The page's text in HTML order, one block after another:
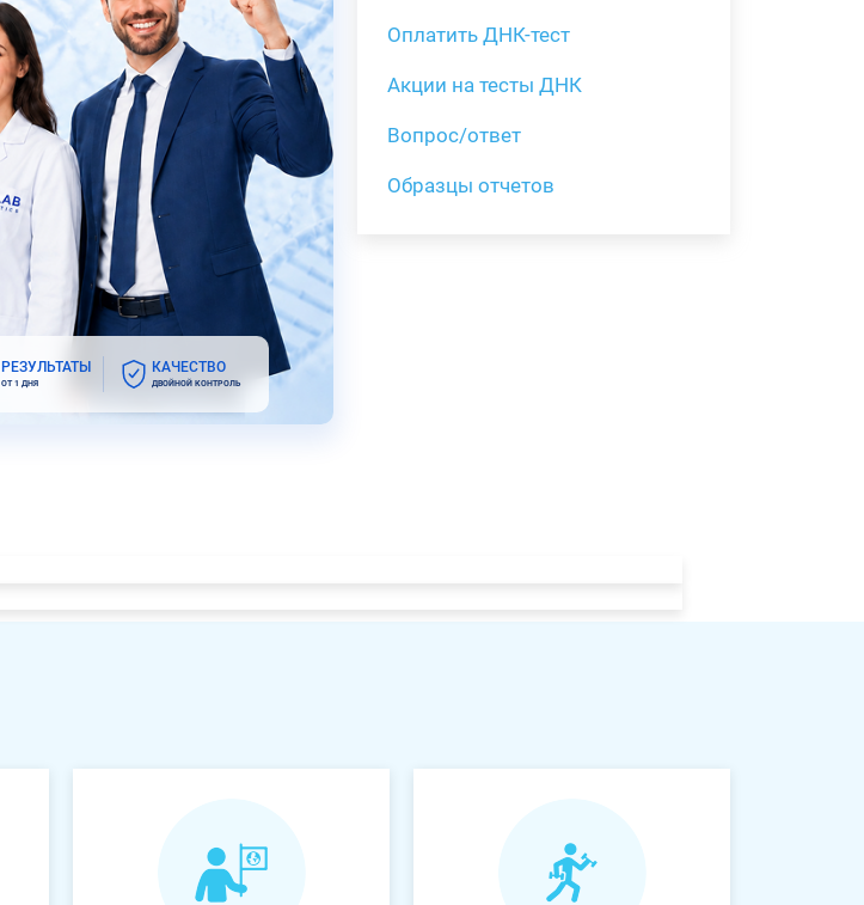
РЕЗУЛЬТАТЫ
ОТ 1 ДНЯ
КАЧЕСТВО
ДВОЙНОЙ КОНТРОЛЬ
Оплатить ДНК-тест
Акции на тесты ДНК
Вопрос/ответ
Образцы отчетов